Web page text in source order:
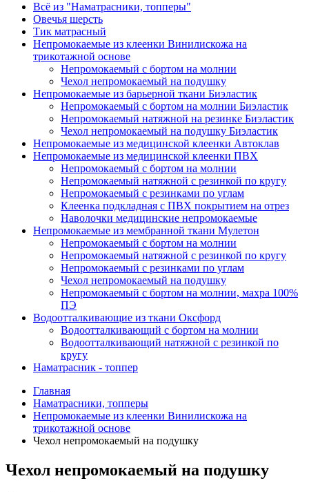
Всё из "Наматрасники, топперы"
Овечья шерсть
Тик матрасный
Непромокаемые из клеенки Винилискожа на
трикотажной основе
Непромокаемый с бортом на молнии
Чехол непромокаемый на подушку
Непромокаемые из барьерной ткани Биэластик
Непромокаемый с бортом на молнии Биэластик
Непромокаемый натяжной на резинке Биэластик
Чехол непромокаемый на подушку Биэластик
Непромокаемые из медицинской клеенки Автоклав
Непромокаемые из медицинской клеенки ПВХ
Непромокаемый с бортом на молнии
Непромокаемый натяжной с резинкой по кругу
Непромокаемый с резинками по углам
Клеенка подкладная с ПВХ покрытием на отрез
Наволочки медицинские непромокаемые
Непромокаемые из мембранной ткани Мулетон
Непромокаемый с бортом на молнии
Непромокаемый натяжной с резинкой по кругу
Непромокаемый с резинками по углам
Чехол непромокаемый на подушку
Непромокаемый с бортом на молнии, махра 100%
ПЭ
Водоотталкивающие из ткани Оксфорд
Водоотталкивающий с бортом на молнии
Водоотталкивающий натяжной с резинкой по
кругу
Наматрасник - топпер
Главная
Наматрасники, топперы
Непромокаемые из клеенки Винилискожа на
трикотажной основе
Чехол непромокаемый на подушку
Чехол непромокаемый на подушку